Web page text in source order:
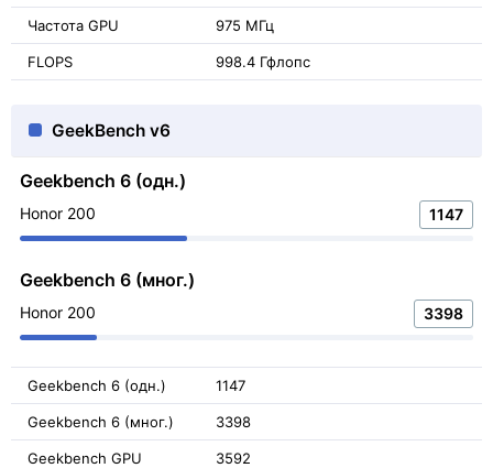
Частота GPU 975 МГц
FLOPS 998.4 Гфлопс
GeekBench v6
Geekbench 6 (одн.)
Honor 200 1147
Geekbench 6 (мног.)
Honor 200 3398
Geekbench 6 (одн.) 1147
Geekbench 6 (мног.) 3398
Geekbench GPU 3592